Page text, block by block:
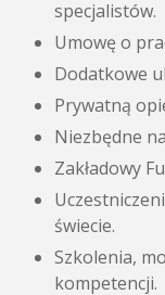
specjalistów.
Umowę o
Dodatkowe
Prywatną
Niezbędne
Zakładowy
świecie.
Szkolenia,
kompetencji.